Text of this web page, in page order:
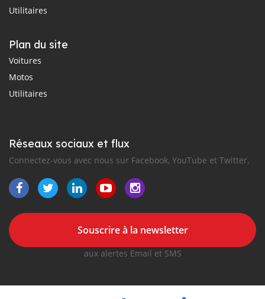
Utilitaires
Plan du site
Voitures
Motos
Utilitaires
Réseaux sociaux et flux
Connectez-vous avec nous sur Facebook, YouTube et Twitter.
Souscrire à la newsletter
aux alertes Email et SMS